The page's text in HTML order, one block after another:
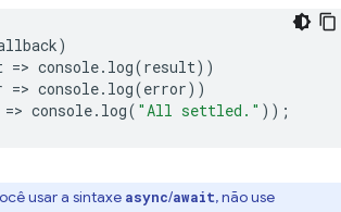
)
=> console. log(result))
=> console. log(error))
=> console. log( "All settled." ));
usar a sintaxe async/await, não use